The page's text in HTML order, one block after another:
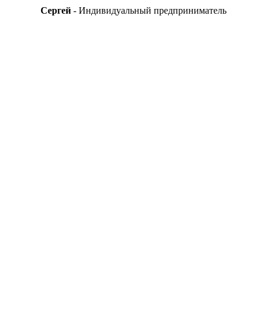
Сергей
Индивидуальный предприниматель